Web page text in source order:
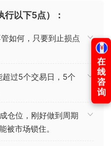
行以下5点）：
如何，只要到止损点
过5个交易日，5个
仓位，刚好做到周期
被市场锁住。